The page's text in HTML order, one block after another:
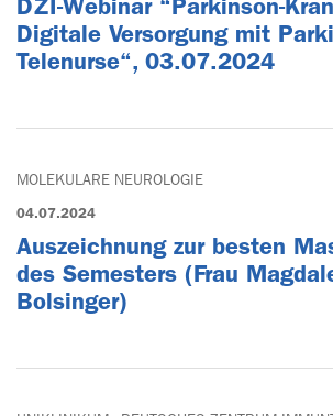
DZI-Webinar “Parkinson-
Digitale Versorgung mit
Telenurse“, 03.07.2024
MOLEKULARE NEUROLOGIE
04.07.2024
Auszeichnung zur besten
des Semesters (Frau
Bolsinger)